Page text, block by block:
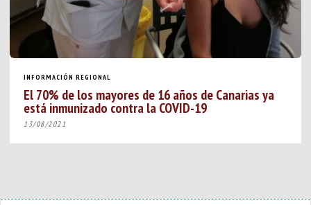
INFORMACIÓN REGIONAL
El 70% de los mayores de 16 años de Canarias ya
está inmunizado contra la COVID-19
13/08/2021